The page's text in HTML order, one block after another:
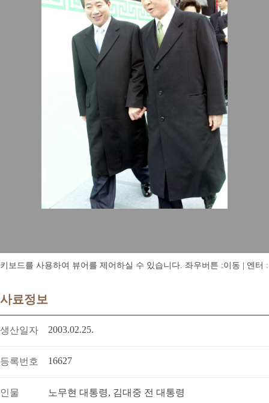
키보드를 사용하여 뷰어를 제어하실 수 있습니다. 좌우버튼 :이동 | 엔터
사료정보
생산일자 2003.02.25.
등록번호 16627
인물 노무현 대통령, 김대중 전 대통령